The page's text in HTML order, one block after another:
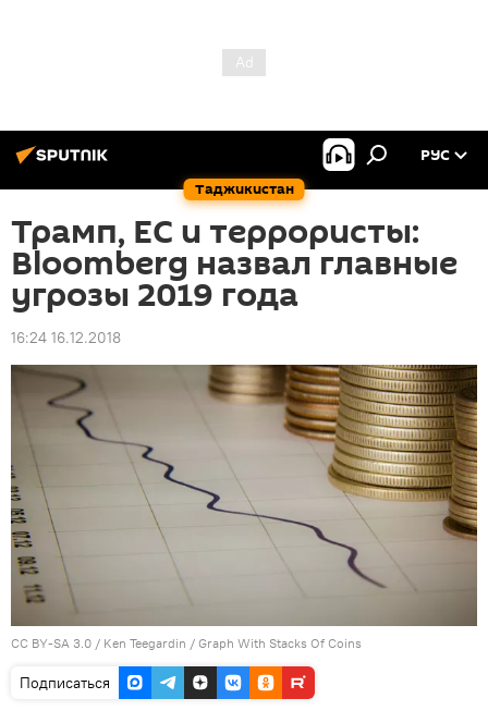
Таджикистан
РУС
Трамп, ЕС и террористы:
Bloomberg назвал главные
угрозы 2019 года
16:24 16.12.2018
CC BY-SA 3.0 / Ken Teegardin / Graph With Stacks Of Coins
Подписаться